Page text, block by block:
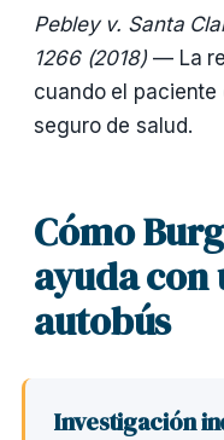
Pebley v. Santa
1266 (2018)— La
cuando el
seguro de salud.
Cómo
ayuda con
autobús
Investigación